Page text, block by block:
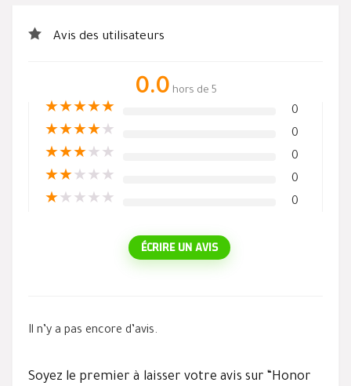
Avis des utilisateurs
0.0 hors de 5
★★★★★ 0
★★★★★ 0
★★★★ ★ 0
★★★ ★ ★ 0
★★ ★ ★ ★ 0
ÉCRIRE UN AVIS
Il n’y a pas encore d’avis.
Soyez le premier à laisser votre avis sur “Honor